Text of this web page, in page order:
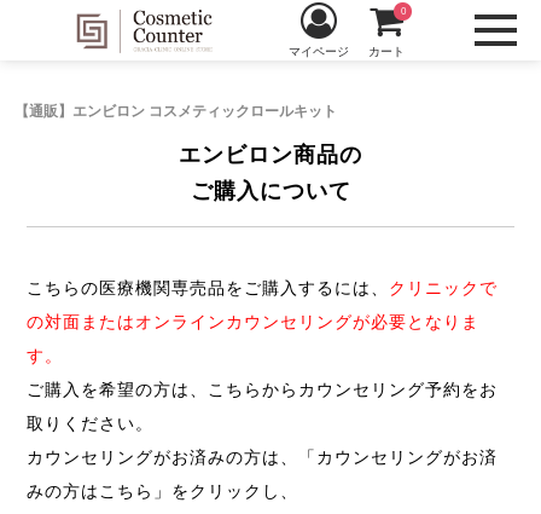
【通販】エンビロン コスメティックロールキット
マイページ カート
0
エンビロン商品の
ご購入について
こちらの医療機関専売品をご購入するには、 クリニックで
の対面またはオンラインカウンセリングが必要となりま
す。
ご購入を希望の方は、こちらからカウンセリング予約をお
取りください。
カウンセリングがお済みの方は、「カウンセリングがお済
みの方はこちら」をクリックし、